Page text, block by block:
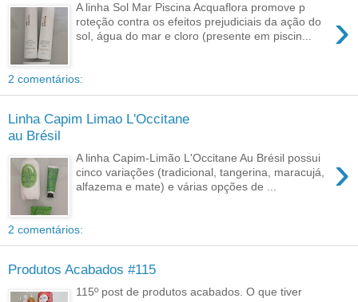
›
A linha Sol Mar Piscina Acquaflora promove p
roteção contra os efeitos prejudiciais da ação do
sol, água do mar e cloro (presente em piscin...
2 comentários:
Linha Capim Limao L'Occitane
au Brésil
›
A linha Capim-Limão L'Occitane Au Brésil possui
cinco variações (tradicional, tangerina, maracujá,
alfazema e mate) e várias opções de ...
2 comentários:
Produtos Acabados #115
115º post de produtos acabados. O que tiver